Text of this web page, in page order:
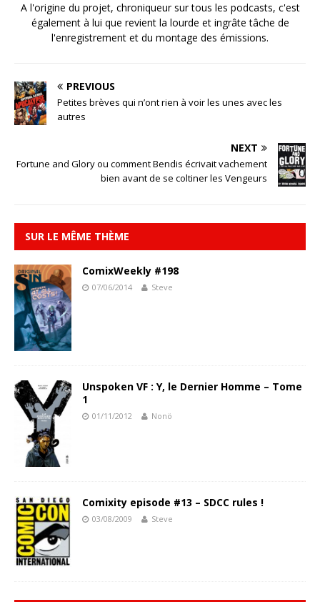
A l'origine du projet, chroniqueur sur tous les podcasts, c'est
également à lui que revient la lourde et ingrâte tâche de
l'enregistrement et du montage des émissions.
PREVIOUS
Petites brèves qui n’ont rien à voir les unes avec les
autres
NEXT
Fortune and Glory ou comment Bendis écrivait vachement
bien avant de se coltiner les Vengeurs
SUR LE MÊME THÈME
ComixWeekly #198
07/06/2014 Steve
Unspoken VF : Y, le Dernier Homme – Tome
1
01/11/2012 Nonö
Comixity episode #13 – SDCC rules !
03/08/2009 Steve